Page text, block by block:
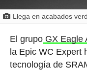
Llega en acabados
El grupoGX Eagle
la Epic WC Expert
tecnología de